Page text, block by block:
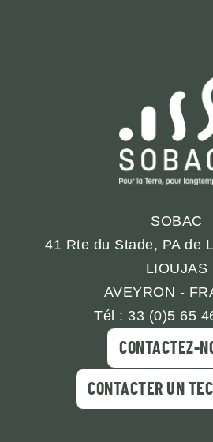
SOBAC
41 Rte du Stade, PA de
LIOUJAS
AVEYRON -
Tél : 33 (0)5 65
CONTACTEZ-
CONTACTER UN